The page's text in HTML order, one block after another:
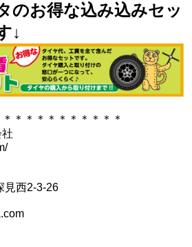
のお得な込み込みセッ
↓
＊＊＊＊＊＊＊＊＊＊
西2-3-26